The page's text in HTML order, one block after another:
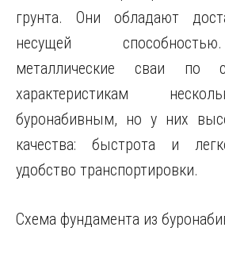
грунта. Они обладают
несущей
металлические сваи по
характеристикам
буронабивным, но у них
качества: быстрота и
удобство транспортировки.
Схема фундамента из